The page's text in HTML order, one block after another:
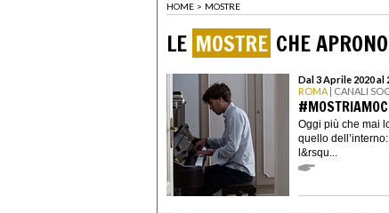
HOME > MOSTRE
LE MOSTRE CHE
Dal 3 Aprile 2020 al
ROMA | CANALI
Oggi più che mai
quello
l&rsqu...